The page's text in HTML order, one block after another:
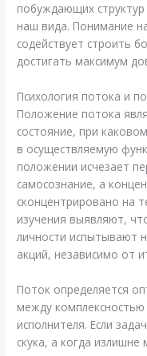
побуждающих
наш вида. Понимание
содействует строить
достигать максимум
Психология потока и
Положение потока
состояние, при
в осуществляемую
положении исчезает
самосознание, а
сконцентрировано на
изучения выявляют,
личности испытывают
акций, независимо от
Поток определяется
между
исполнителя. Если
скука, а когда